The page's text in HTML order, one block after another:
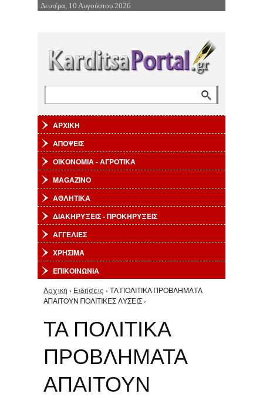
Επιστροφή στην Πλοήγηση
Δευτέρα, 10 Αυγούστου 2026
ΑΡΧΙΚΗ
ΑΠΟΨΕΙΣ
ΟΙΚΟΝΟΜΙΑ - ΑΓΡΟΤΙΚΑ
MAGAZINO
ΑΘΛΗΤΙΚΑ
ΔΙΑΚΗΡΥΞΕΙΣ - ΠΡΟΚΗΡΥΞΕΙΣ
ΑΓΓΕΛΙΕΣ
ΧΡΗΣΙΜΑ
ΕΠΙΚΟΙΝΩΝΙΑ
Είστε εδώ
Αρχική › Ειδήσεις › ΤΑ ΠΟΛΙΤΙΚΑ ΠΡΟΒΛΗΜΑΤΑ
ΑΠΑΙΤΟΥΝ ΠΟΛΙΤΙΚΕΣ ΛΥΣΕΙΣ ›
ΤΑ ΠΟΛΙΤΙΚΑ
ΠΡΟΒΛΗΜΑΤΑ
ΑΠΑΙΤΟΥΝ